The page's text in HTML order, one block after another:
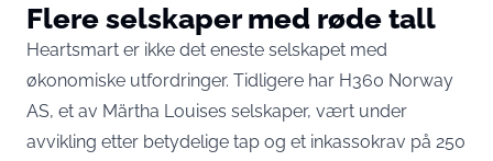
Flere selskaper med røde tall
Heartsmart er ikke det eneste selskapet med
økonomiske utfordringer. Tidligere har H360 Norway
AS, et av Märtha Louises selskaper, vært under
avvikling etter betydelige tap og et inkassokrav på 250